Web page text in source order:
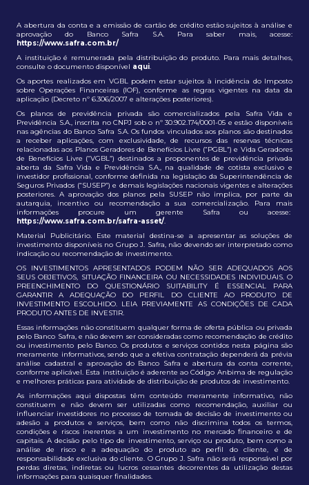
A abertura da conta e a emissão de cartão de crédito estão sujeitos à análise e
aprovação do Banco Safra S.A. Para saber mais, acesse:
https://www.safra.com.br/
A instituição é remunerada pela distribuição do produto. Para mais detalhes,
consulte o documento disponível aqui.
Os aportes realizados em VGBL podem estar sujeitos à incidência do Imposto
sobre Operações Financeiras (IOF), conforme as regras vigentes na data da
aplicação (Decreto nº 6.306/2007 e alterações posteriores).
Os planos de previdência privada são comercializados pela Safra Vida e
Previdência S.A., inscrita no CNPJ sob o nº 30.902.174/0001-05 e estão disponíveis
nas agências do Banco Safra S.A. Os fundos vinculados aos planos são destinados
a receber aplicações, com exclusividade, de recursos das reservas técnicas
relacionadas aos Planos Geradores de Benefícios Livre (“PGBL”) e Vida Geradores
de Benefícios Livre (“VGBL”) destinados a proponentes de previdência privada
aberta da Safra Vida e Previdência S.A., na qualidade de cotista exclusivo e
investidor profissional, conforme definida na legislação da Superintendência de
Seguros Privados (“SUSEP”) e demais legislações nacionais vigentes e alterações
posteriores. A aprovação dos planos pela SUSEP não implica, por parte da
autarquia, incentivo ou recomendação a sua comercialização. Para mais
informações procure um gerente Safra ou acesse:
https://www.safra.com.br/safra-asset/.
Material Publicitário. Este material destina-se a apresentar as soluções de
investimento disponíveis no Grupo J. Safra, não devendo ser interpretado como
indicação ou recomendação de investimento.
OS INVESTIMENTOS APRESENTADOS PODEM NÃO SER ADEQUADOS AOS
SEUS OBJETIVOS, SITUAÇÃO FINANCEIRA OU NECESSIDADES INDIVIDUAIS. O
PREENCHIMENTO DO QUESTIONÁRIO SUITABILITY É ESSENCIAL PARA
GARANTIR A ADEQUAÇÃO DO PERFIL DO CLIENTE AO PRODUTO DE
INVESTIMENTO ESCOLHIDO. LEIA PREVIAMENTE AS CONDIÇÕES DE CADA
PRODUTO ANTES DE INVESTIR.
Essas informações não constituem qualquer forma de oferta pública ou privada
pelo Banco Safra, e não devem ser consideradas como recomendação de crédito
ou investimento pelo Banco. Os produtos e serviços contidos nesta página são
meramente informativos, sendo que a efetiva contratação dependerá da prévia
análise cadastral e aprovação do Banco Safra e abertura da conta corrente,
conforme aplicável. Esta instituição é aderente ao Código Anbima de regulação
e melhores práticas para atividade de distribuição de produtos de investimento.
As informações aqui dispostas têm conteúdo meramente informativo, não
constituem e não devem ser utilizadas como recomendação, auxiliar ou
influenciar investidores no processo de tomada de decisão de investimento ou
adesão a produtos e serviços, bem como não discrimina todos os termos,
condições e riscos inerentes a um investimento no mercado financeiro e de
capitais. A decisão pelo tipo de investimento, serviço ou produto, bem como a
análise de risco e a adequação do produto ao perfil do cliente, é de
responsabilidade exclusiva do cliente. O Grupo J. Safra não será responsável por
perdas diretas, indiretas ou lucros cessantes decorrentes da utilização destas
informações para quaisquer finalidades.